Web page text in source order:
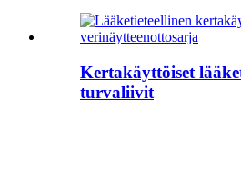
Kertakäyttöiset
turvaliivit